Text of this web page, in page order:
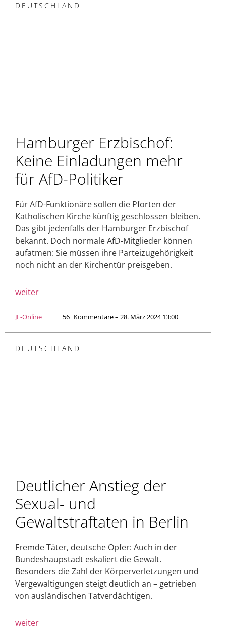
DEUTSCHLAND
Hamburger Erzbischof:
Keine Einladungen mehr
für AfD-Politiker
Für AfD-Funktionäre sollen die Pforten der
Katholischen Kirche künftig geschlossen bleiben.
Das gibt jedenfalls der Hamburger Erzbischof
bekannt. Doch normale AfD-Mitglieder können
aufatmen: Sie müssen ihre Parteizugehörigkeit
noch nicht an der Kirchentür preisgeben.
weiter
JF-Online 56 Kommentare – 28. März 2024 13:00
DEUTSCHLAND
Deutlicher Anstieg der
Sexual- und
Gewaltstraftaten in Berlin
Fremde Täter, deutsche Opfer: Auch in der
Bundeshaupstadt eskaliert die Gewalt.
Besonders die Zahl der Körperverletzungen und
Vergewaltigungen steigt deutlich an – getrieben
von ausländischen Tatverdächtigen.
weiter